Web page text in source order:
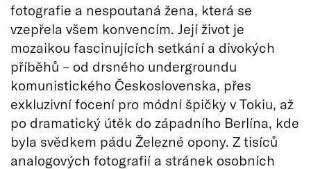
fotografie a nespoutaná žena, která se
vzepřela všem konvencím. Její život je
mozaikou fascinujících setkání a divokých
příběhů – od drsného undergroundu
komunistického Československa, přes
exkluzivní focení pro módní špičky v Tokiu, až
po dramatický útěk do západního Berlína, kde
byla svědkem pádu Železné opony. Z tisíců
analogových fotografií a stránek osobních